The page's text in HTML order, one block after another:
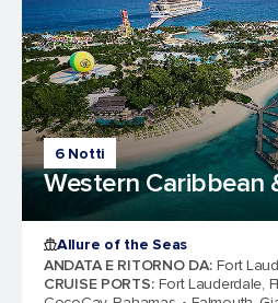
6 Notti
Western Caribbean
Allure of the Seas
ANDATA E RITORNO DA: Fort
CRUISE PORTS: Fort Lauderdale,